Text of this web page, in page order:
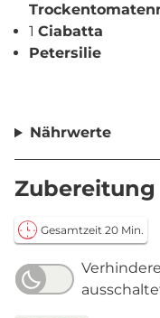
1 Ciabatta
Petersilie
Nährwerte
Zubereitung
Gesamtzeit 20 Min.